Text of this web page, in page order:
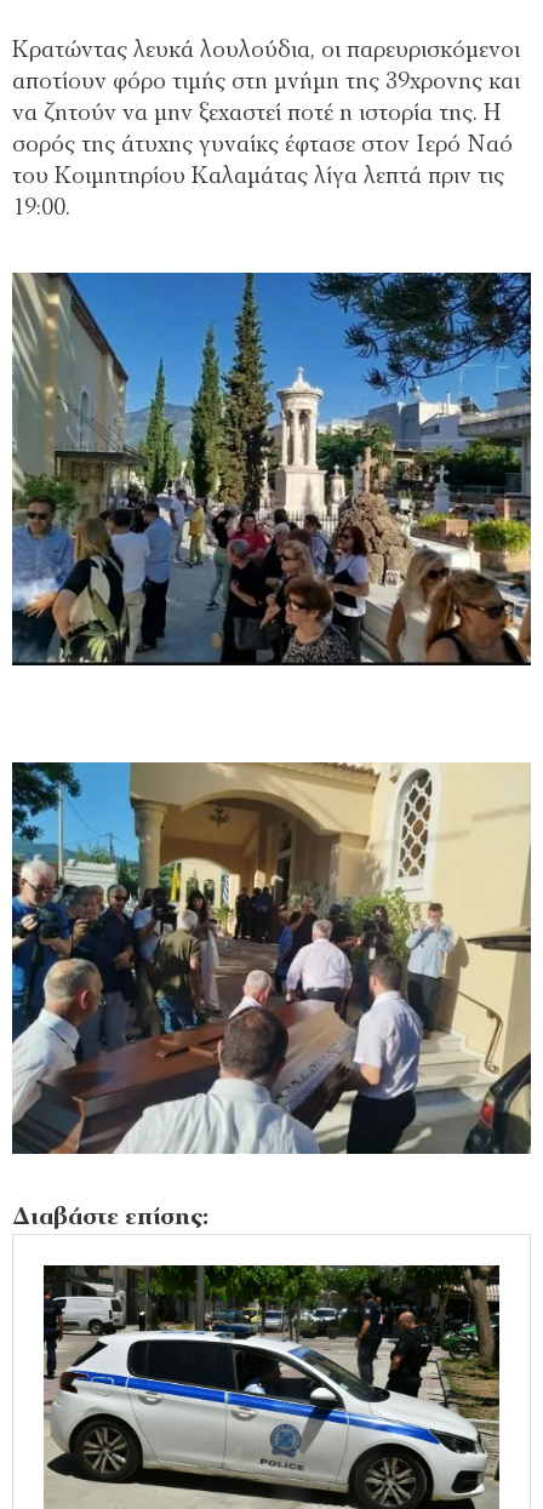
Κρατώντας λευκά λουλούδια, οι παρευρισκόμενοι
αποτίουν φόρο τιμής στη μνήμη της 39χρονης και
να ζητούν να μην ξεχαστεί ποτέ η ιστορία της. Η
σορός της άτυχης γυναίκς έφτασε στον Ιερό Ναό
του Κοιμητηρίου Καλαμάτας λίγα λεπτά πριν τις
19:00.
Διαβάστε επίσης: